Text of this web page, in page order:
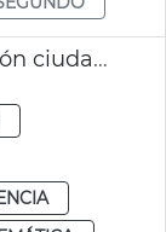
JGL Subvenciones participación ciudadana